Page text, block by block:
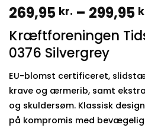
269,95 kr. – 299,95
Kræftforeningen
0376 Silvergrey
EU-blomst certificeret,
krave og ærmerib, samt
og skuldersøm. Klassisk
på kompromis med